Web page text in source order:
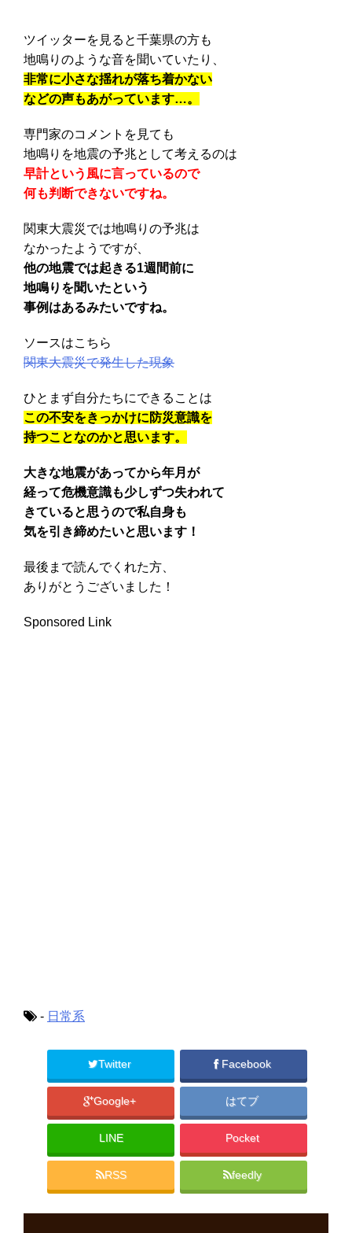
ツイッターを見ると千葉県の方も
地鳴りのような音を聞いていたり、
非常に小さな揺れが落ち着かない
などの声もあがっています…。
専門家のコメントを見ても
地鳴りを地震の予兆として考えるのは
早計という風に言っているので
何も判断できないですね。
関東大震災では地鳴りの予兆は
なかったようですが、
他の地震では起きる1週間前に
地鳴りを聞いたという
事例はあるみたいですね。
ソースはこちら
関東大震災で発生した現象
ひとまず自分たちにできることは
この不安をきっかけに防災意識を
持つことなのかと思います。
大きな地震があってから年月が
経って危機意識も少しずつ失われて
きていると思うので私自身も
気を引き締めたいと思います！
最後まで読んでくれた方、
ありがとうございました！
Sponsored Link
- 日常系
Twitter Facebook
Google+ はてブ
LINE Pocket
RSS feedly